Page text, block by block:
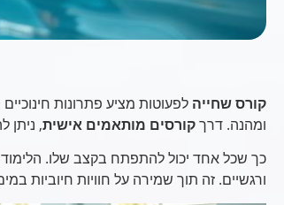
קורס שחייה לפעוטות מציע פתרונות
ומהנה. דרךקורסים מותאמים אישית, ניתן
כך שכל אחד יכול להתפתח בקצב שלו.
ורגשיים. זה תוך שמירה על חוויות חיוביות